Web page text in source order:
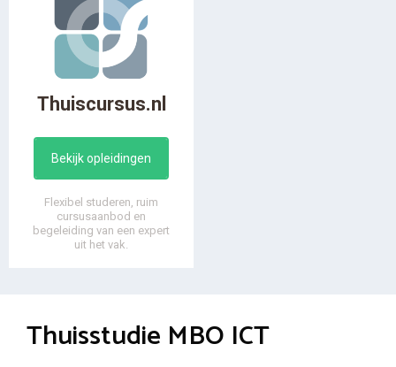
Thuiscursus.nl
Bekijk opleidingen
Flexibel studeren, ruim
cursusaanbod en
begeleiding van een expert
uit het vak.
Thuisstudie MBO ICT